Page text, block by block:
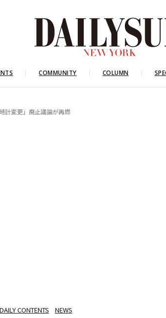
COMMUNITY COLUMN
計変更」廃止議論が再燃
DAILY CONTENTS NEWS